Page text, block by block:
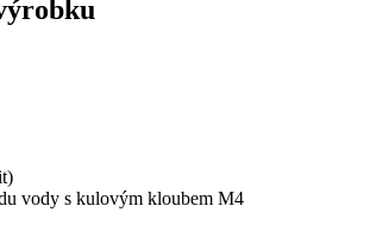
vody s kulovým kloubem M4